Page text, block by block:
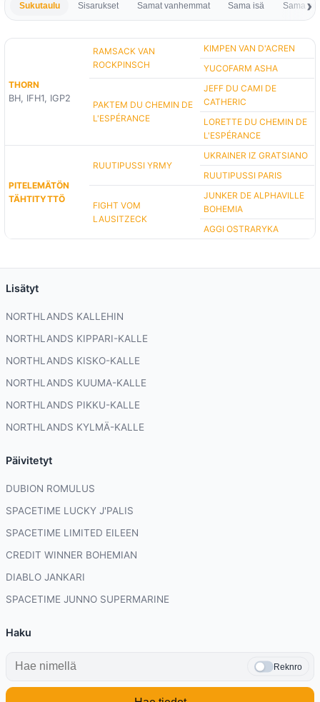
Sukutaulu Sisarukset Samat vanhemmat Sama isä Sama
THORN
BH, IFH1, IGP2
RAMSACK VAN
ROCKPINSCH
KIMPEN VAN D'ACREN
YUCOFARM ASHA
PAKTEM DU CHEMIN DE
L'ESPÉRANCE
JEFF DU CAMI DE
CATHERIC
LORETTE DU CHEMIN DE
L'ESPÉRANCE
PITELEMÄTÖN
TÄHTITYTTÖ
RUUTIPUSSI YRMY
UKRAINER IZ GRATSIANO
RUUTIPUSSI PARIS
FIGHT VOM
LAUSITZECK
JUNKER DE ALPHAVILLE
BOHEMIA
AGGI OSTRARYKA
Lisätyt
NORTHLANDS KALLEHIN
NORTHLANDS KIPPARI-KALLE
NORTHLANDS KISKO-KALLE
NORTHLANDS KUUMA-KALLE
NORTHLANDS PIKKU-KALLE
NORTHLANDS KYLMÄ-KALLE
Päivitetyt
DUBION ROMULUS
SPACETIME LUCKY J'PALIS
SPACETIME LIMITED EILEEN
CREDIT WINNER BOHEMIAN
DIABLO JANKARI
SPACETIME JUNNO SUPERMARINE
Haku
Reknro